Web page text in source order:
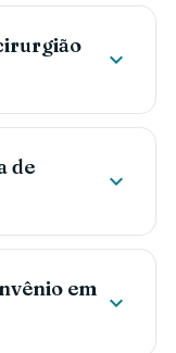
expand_more
de
expand_more
em
expand_more